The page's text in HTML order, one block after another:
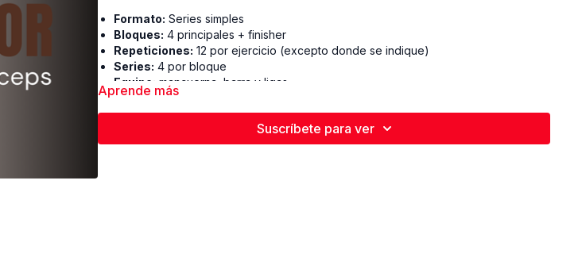
Formato: Series simples
Bloques: 4 principales + finisher
Repeticiones: 12 por ejercicio (excepto donde se indique)
Series: 4 por bloque
Equipo: mancuerna, barra y ligas
Bloques de trabajo
12 repeticiones x 4 series
Aprende más
Suscríbete para ver